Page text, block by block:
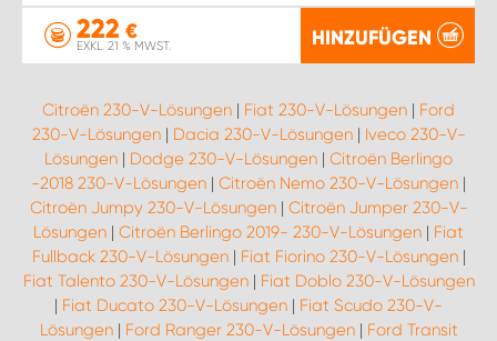
222 €
EXKL. 21 % MWST. HINZUFÜGEN
Citroën 230-V-Lösungen | Fiat 230-V-Lösungen | Ford
230-V-Lösungen| Dacia 230-V-Lösungen| Iveco 230-V-
Lösungen | Dodge 230-V-Lösungen | Citroën Berlingo
-2018 230-V-Lösungen | Citroën Nemo 230-V-Lösungen |
Citroën Jumpy 230-V-Lösungen| Citroën Jumper 230-V-
Lösungen | Citroën Berlingo 2019- 230-V-Lösungen | Fiat
Fullback 230-V-Lösungen| Fiat Fiorino 230-V-Lösungen|
Fiat Talento 230-V-Lösungen| Fiat Doblo 230-V-Lösungen
| Fiat Ducato 230-V-Lösungen | Fiat Scudo 230-V-
Lösungen| Ford Ranger 230-V-Lösungen| Ford Transit